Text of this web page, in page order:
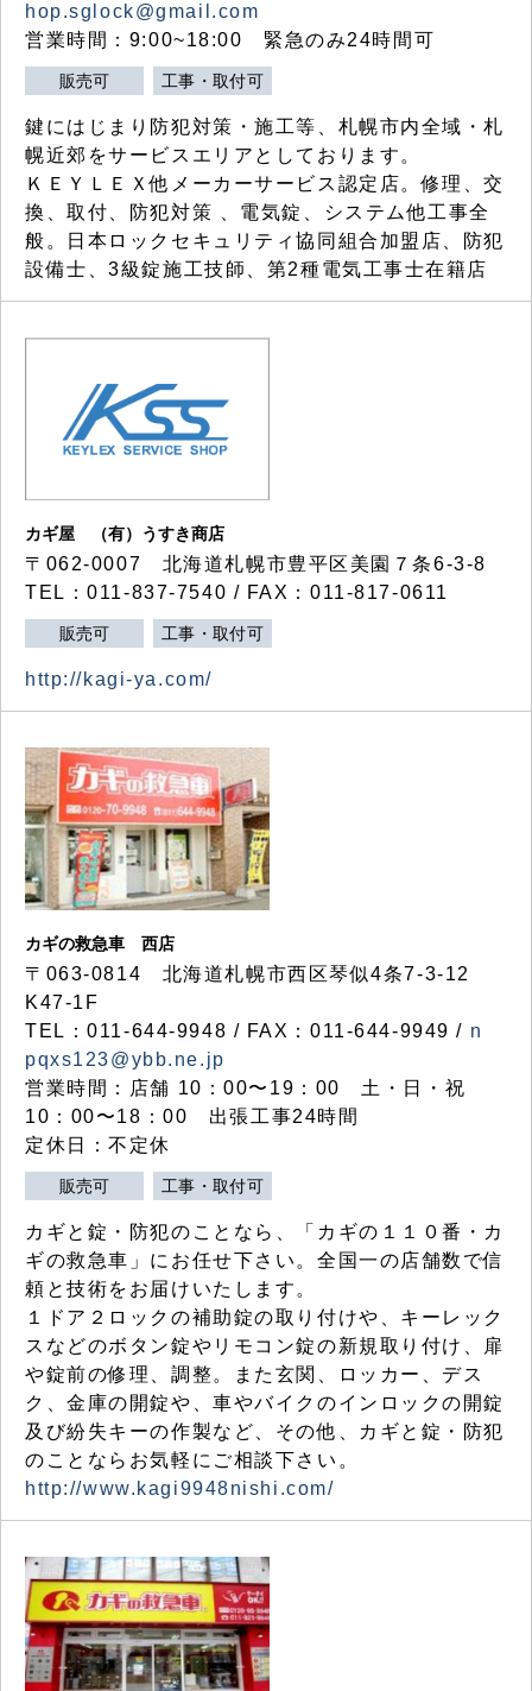
hop.sglock@gmail.com
営業時間：9:00~18:00 緊急のみ24時間可
販売可 工事・取付可
鍵にはじまり防犯対策・施工等、札幌市内全域・札
幌近郊をサービスエリアとしております。
ＫＥＹＬＥＸ他メーカーサービス認定店。修理、交
換、取付、防犯対策 、電気錠、システム他工事全
般。日本ロックセキュリティ協同組合加盟店、防犯
設備士、3級錠施工技師、第2種電気工事士在籍店
カギ屋 （有）うすき商店
〒062-0007 北海道札幌市豊平区美園７条6-3-8
TEL：011-837-7540 / FAX：011-817-0611
販売可 工事・取付可
http://kagi-ya.com/
カギの救急車 西店
〒063-0814 北海道札幌市西区琴似4条7-3-12
K47-1F
TEL：011-644-9948 / FAX：011-644-9949 / n
pqxs123@ybb.ne.jp
営業時間：店舗 10：00〜19：00 土・日・祝
10：00〜18：00 出張工事24時間
定休日：不定休
販売可 工事・取付可
カギと錠・防犯のことなら、「カギの１１０番・カ
ギの救急車」にお任せ下さい。全国一の店舗数で信
頼と技術をお届けいたします。
１ドア２ロックの補助錠の取り付けや、キーレック
スなどのボタン錠やリモコン錠の新規取り付け、扉
や錠前の修理、調整。また玄関、ロッカー、デス
ク、金庫の開錠や、車やバイクのインロックの開錠
及び紛失キーの作製など、その他、カギと錠・防犯
のことならお気軽にご相談下さい。
http://www.kagi9948nishi.com/